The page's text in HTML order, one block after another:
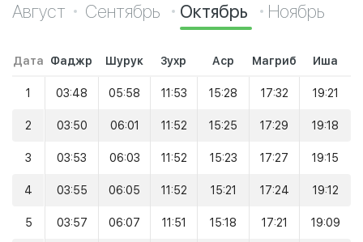
Август Сентябрь Октябрь Ноябрь
Дата Фаджр Шурук Зухр Аср Магриб Иша
1 03:48 05:58 11:53 15:28 17:32 19:21
2 03:50 06:01 11:52 15:25 17:29 19:18
3 03:53 06:03 11:52 15:23 17:27 19:15
4 03:55 06:05 11:52 15:21 17:24 19:12
5 03:57 06:07 11:51 15:18 17:21 19:09